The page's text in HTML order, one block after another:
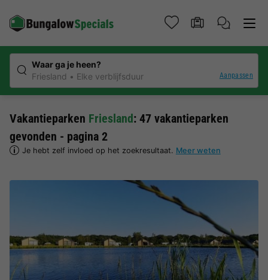
Waar ga je heen?
Friesland
Elke verblijfsduur Aanpassen
Vakantieparken Friesland: 47 vakantieparken
gevonden - pagina 2
Je hebt zelf invloed op het zoekresultaat. Meer weten